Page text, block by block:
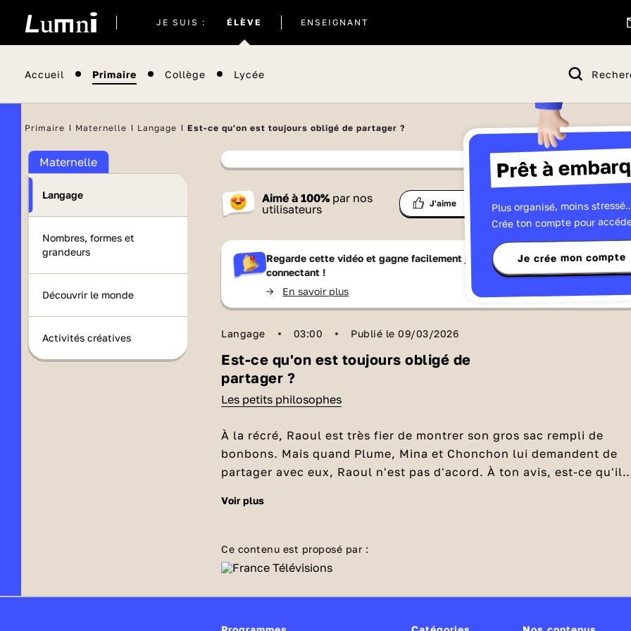
JE SUIS : ÉLÈVE
actuel
ENSEIGNANT
Accueil Primaire Collège Lycée
Prêt à
Plus organisé, moins
Crée ton compte pour
Je crée mon compte
Primaire Maternelle Langage Est-ce qu'on est toujours obligé de partager ?
Maternelle
Langage
Nombres, formes et
grandeurs
Découvrir le monde
Activités créatives
Contenu proposé par
France Télévisions
Aimé à100% par nos
utilisateurs
J'aime
liste
Partager
Regarde cette vidéo et gagne facilement jusqu'à 15 Lumnizen te
connectant !
-> En savoir plus
Langage 03:00 Publié le 09/03/2026
Est-ce qu'on est toujours obligé de
partager ?
Les petits philosophes
À la récré, Raoul est très fier de montrer son gros sac rempli de
bonbons. Mais quand Plume, Mina et Chonchon lui demandent de
partager avec eux, Raoul n'est pas d'acord. À ton avis, est-ce qu'il
Pourquoi on partage ?
exemple 🍬) avec ses amis, c'est une preuve de gentilesse. Ça
qu'on aime bien les autres, qu'on veut les rendre heureux et passer
partageant des bonbons avec ses amis, on en a moins pour soi,
Est-ce qu'on peut tout partager ?
voir plus
Ce contenu est proposé par :